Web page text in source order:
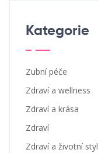
Kategorie
Zubní péče
Zdraví a wellness
Zdraví a krása
Zdraví
Zdraví a životní styl